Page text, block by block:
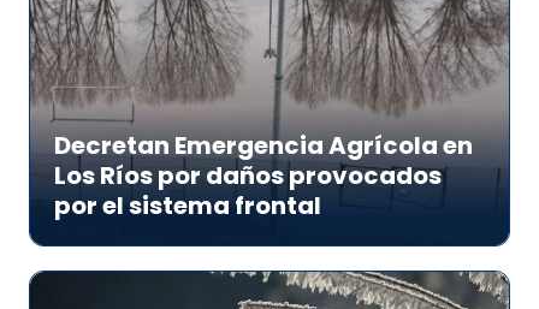
Decretan Emergencia Agrícola en
Los Ríos por daños provocados
por el sistema frontal